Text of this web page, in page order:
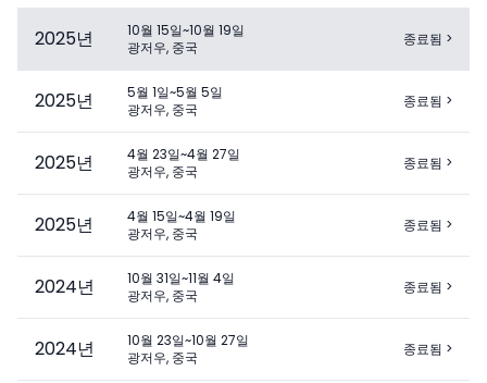
2025년
10월 15일~10월 19일
광저우, 중국
종료됨 >
2025년
5월 1일~5월 5일
광저우, 중국
종료됨 >
2025년
4월 23일~4월 27일
광저우, 중국
종료됨 >
2025년
4월 15일~4월 19일
광저우, 중국
종료됨 >
2024년
10월 31일~11월 4일
광저우, 중국
종료됨 >
2024년
10월 23일~10월 27일
광저우, 중국
종료됨 >